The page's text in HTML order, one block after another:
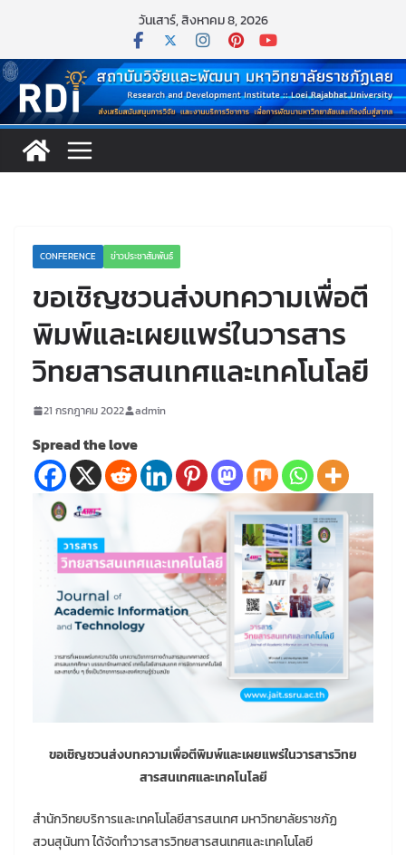
content
วันเสาร์, สิงหาคม 8, 2026
CONFERENCE ข่าวประชาสัมพันธ์
ขอเชิญชวนส่งบทความเพื่อตี
พิมพ์และเผยแพร่ในวารสาร
วิทยสารสนเทศและเทคโนโลยี
21 กรกฎาคม 2022 admin
Spread the love
ขอเชิญชวนส่งบทความเพื่อตีพิมพ์และเผยแพร่ในวารสารวิทย
สารสนเทศและเทคโนโลยี
สำนักวิทยบริการและเทคโนโลยีสารสนเทศ มหาวิทยาลัยราชภัฏ
สวนสุนันทา ได้จัดทำวารสารวิทยสารสนเทศและเทคโนโลยี